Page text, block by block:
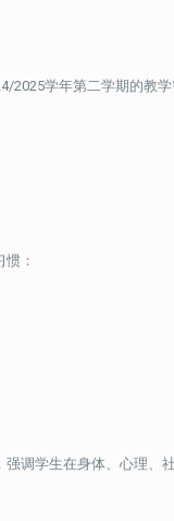
2025学年第二学期的教学
：
调学生在身体、心理、